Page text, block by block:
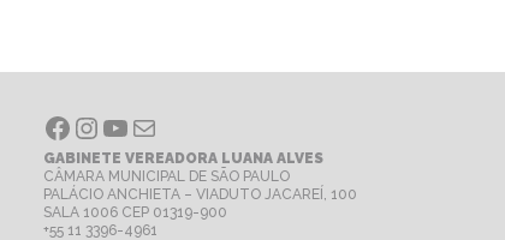
Facebook InstagramYoutube E-mail
GABINETE VEREADORA LUANA ALVES
CÂMARA MUNICIPAL DE SÃO PAULO
PALÁCIO ANCHIETA – VIADUTO JACAREÍ, 100
SALA 1006 CEP 01319-900
+55 11 3396-4961